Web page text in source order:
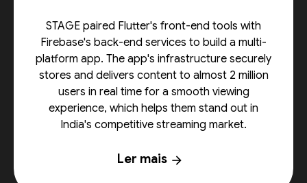
STAGE paired Flutter's front-end tools with
Firebase's back-end services to build a multi-
platform app. The app's infrastructure securely
stores and delivers content to almost 2 million
users in real time for a smooth viewing
experience, which helps them stand out in
India's competitive streaming market.
Ler mais arrow_forward